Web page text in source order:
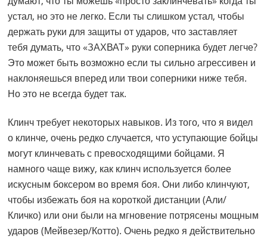
устал, но это не легко. Если ты слишком устал, чтобы
держать руки для защиты от ударов, что заставляет
тебя думать, что «ЗАХВАТ» руки соперника будет легче?
Это может быть возможно если ты сильно агрессивен и
наклоняешься вперед или твои соперники ниже тебя.
Но это не всегда будет так.
Клинч требует некоторых навыков. Из того, что я видел
о клинче, очень редко случается, что уступающие бойцы
могут клинчевать с превосходящими бойцами. Я
намного чаще вижу, как клинч используется более
искусным боксером во время боя. Они либо клинчуют,
чтобы избежать боя на короткой дистанции (Али/
Кличко) или они были на мгновение потрясены мощным
ударов (Мейвезер/Котто). Очень редко я действительно